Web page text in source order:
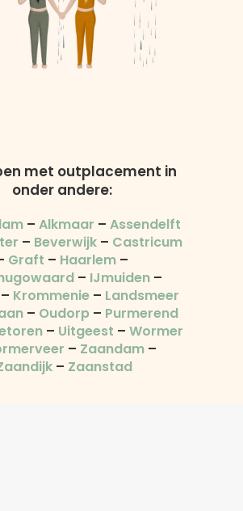
met outplacement in
onder andere:
– Alkmaar – Assendelft
– Beverwijk– Castricum
Graft – Haarlem –
– IJmuiden–
Krommenie– Landsmeer
– Oudorp – Purmerend
– Uitgeest – Wormer
– Zaandam–
– Zaanstad